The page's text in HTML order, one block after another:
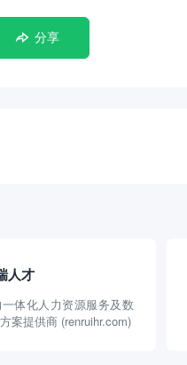
分享
人才
体化人力资源服务及数
案提供商 (renruihr.com)